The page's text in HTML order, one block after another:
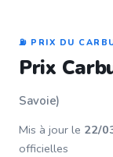
⛽ PRIX DU
Prix
Savoie)
Mis à jour le 22/
officielles